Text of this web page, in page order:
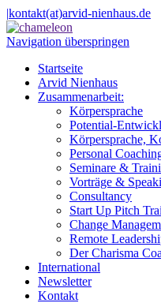
|kontakt(at)arvid-nienhaus.de
Navigation überspringen
Startseite
Arvid Nienhaus
Zusammenarbeit:
Körpersprache
Potential-
Körpersprache,
Personal
Seminare &
Vorträge &
Consultancy
Start Up Pitch
Change
Remote
Der Charisma
International
Newsletter
Kontakt